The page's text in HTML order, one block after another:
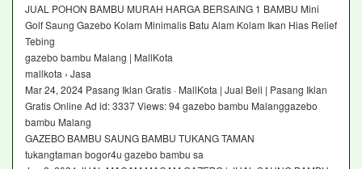
JUAL POHON BAMBU MURAH HARGA BERSAING 1 BAMBU Mini
Golf Saung Gazebo Kolam Minimalis Batu Alam Kolam Ikan Hias Relief
Tebing
gazebo bambu Malang | MallKota
mallkota › Jasa
Mar 24, 2024 Pasang Iklan Gratis · MallKota | Jual Beli | Pasang Iklan
Gratis Online Ad id: 3337 Views: 94 gazebo bambu Malanggazebo
bambu Malang
GAZEBO BAMBU SAUNG BAMBU TUKANG TAMAN
tukangtaman bogor4u gazebo bambu sa